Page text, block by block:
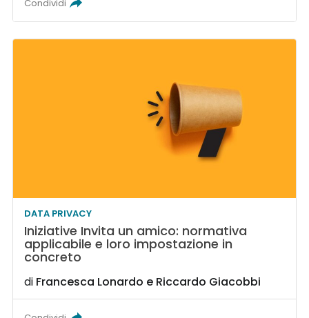
Condividi
DATA PRIVACY
Iniziative Invita un amico: normativa
applicabile e loro impostazione in
concreto
di Francesca Lonardo e Riccardo Giacobbi